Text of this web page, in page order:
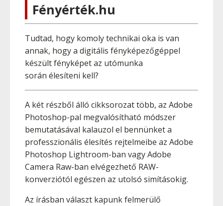
Fényérték.hu
Tudtad, hogy komoly technikai oka is van
annak, hogy a digitális fényképezőgéppel
készült fényképet az utómunka
során élesíteni kell?
A két részből álló cikksorozat több, az Adobe
Photoshop-pal megvalósítható módszer
bemutatásával kalauzol el bennünket a
professzionális élesítés rejtelmeibe az Adobe
Photoshop Lightroom-ban vagy Adobe
Camera Raw-ban elvégezhető RAW-
konverziótól egészen az utolsó simításokig.
Az írásban választ kapunk felmerülő